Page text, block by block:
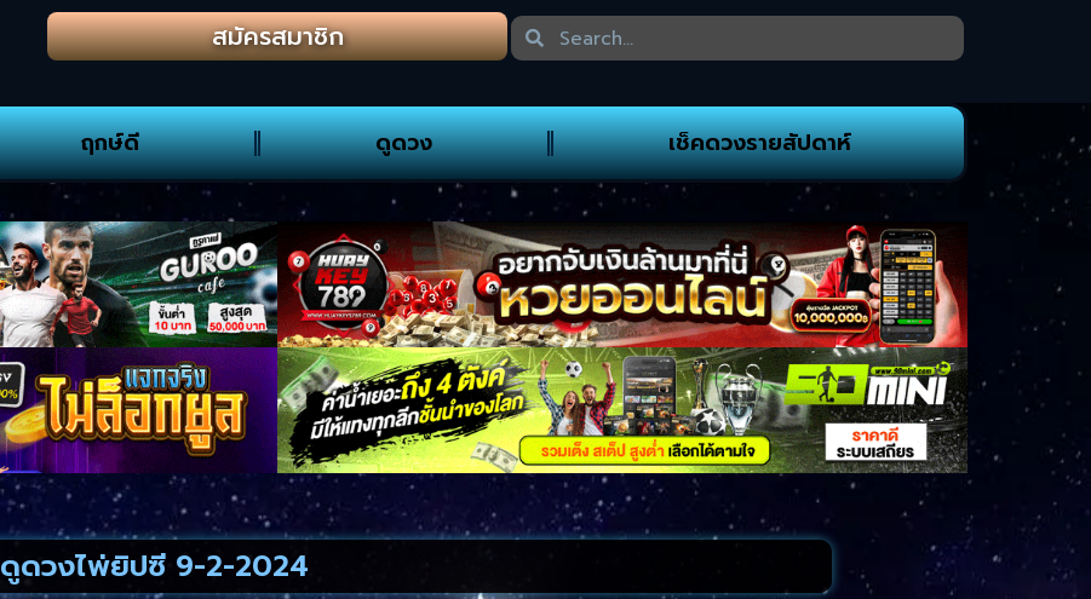
สมัครสมาชิก
ฤกษ์ดี ดูดวง เช็คดวงรายสัปดาห์
ดูดวงไพ่ยิปซี 9-2-2024